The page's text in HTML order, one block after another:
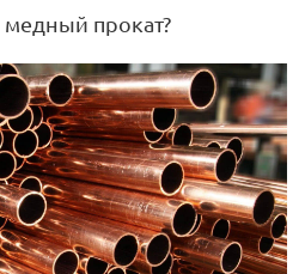
медный прокат?